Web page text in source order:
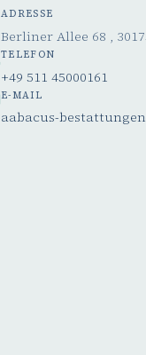
ADRESSE
Berliner Allee 68 ,
TELEFON
+49 511 45000161
E-MAIL
aabacus-